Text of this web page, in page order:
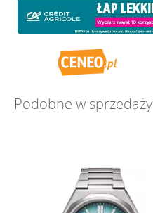
Podobne w sprzedaży